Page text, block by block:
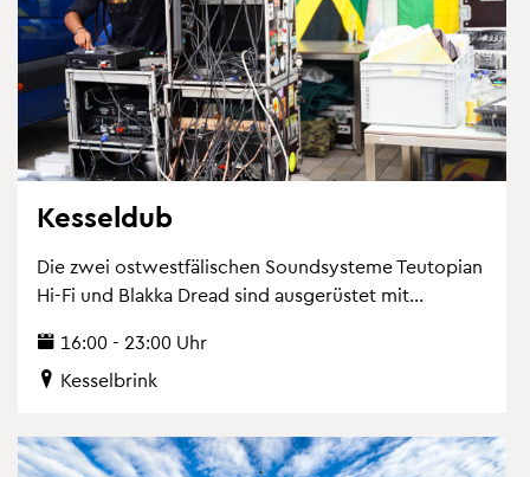
Kes­sel­dub
Die zwei ost­west­fä­li­schen Sound­sys­te­me Te­u­to­pi­an
Hi-Fi und Blak­ka Dread sind aus­ge­rüs­tet mit...
16:00 - 23:00 Uhr
Kes­sel­brink